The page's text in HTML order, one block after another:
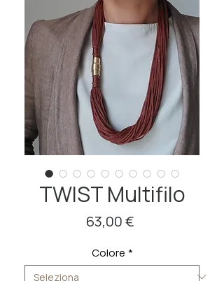
TWIST Multifilo
63,00 €
Colore *